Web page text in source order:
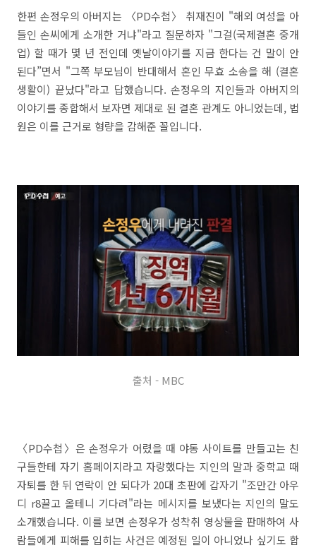
한편 손정우의 아버지는 〈PD수첩〉 취재진이 "해외 여성을 아
들인 손씨에게 소개한 거냐"라고 질문하자 "그걸(국제결혼 중개
업) 할 때가 몇 년 전인데 옛날이야기를 지금 한다는 건 말이 안
된다”면서 "그쪽 부모님이 반대해서 혼인 무효 소송을 해 (결혼
생활이) 끝났다"라고 답했습니다. 손정우의 지인들과 아버지의
이야기를 종합해서 보자면 제대로 된 결혼 관계도 아니었는데, 법
원은 이를 근거로 형량을 감해준 꼴입니다.
출처 - MBC
〈PD수첩〉은 손정우가 어렸을 때 야동 사이트를 만들고는 친
구들한테 자기 홈페이지라고 자랑했다는 지인의 말과 중학교 때
자퇴를 한 뒤 연락이 안 되다가 20대 초판에 갑자기 "조만간 아우
디 r8끌고 올테니 기다려"라는 메시지를 보냈다는 지인의 말도
소개했습니다. 이를 보면 손정우가 성착취 영상물을 판매하여 사
람들에게 피해를 입히는 사건은 예정된 일이 아니었나 싶기도 합